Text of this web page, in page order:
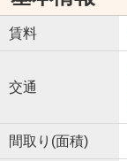
賃料
交通
間取り(面積)